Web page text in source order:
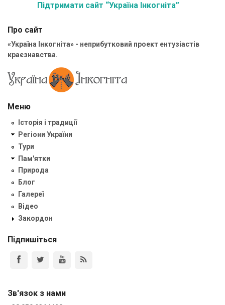
Підтримати сайт “Україна Інкогніта”
Про сайт
«Україна Інкогніта» - неприбутковий проект ентузіастів
краєзнавства.
Меню
Історія і традиції
Регіони України
Тури
Пам'ятки
Природа
Блог
Галереї
Відео
Закордон
Підпишіться
Зв'язок з нами